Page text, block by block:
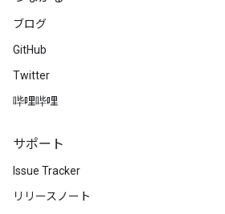
ブログ
GitHub
Twitter
哔哩哔哩
サポート
Issue Tracker
リリースノート